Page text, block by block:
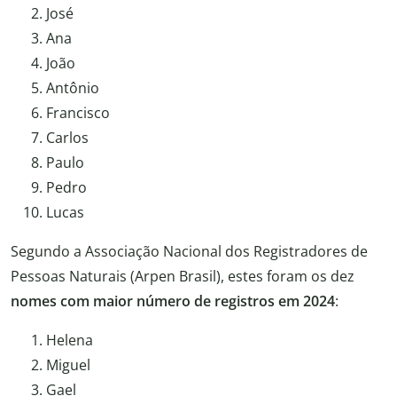
José
Ana
João
Antônio
Francisco
Carlos
Paulo
Pedro
Lucas
Segundo a Associação Nacional dos Registradores de
Pessoas Naturais (Arpen Brasil), estes foram os dez
nomes com maior número de registros em 2024:
Helena
Miguel
Gael